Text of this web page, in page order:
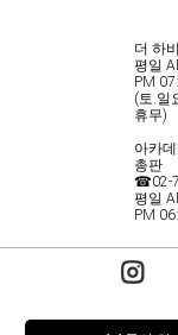
더 하
평일
PM
(토.일
휴무)
아카
총판
☎02-
평일
PM